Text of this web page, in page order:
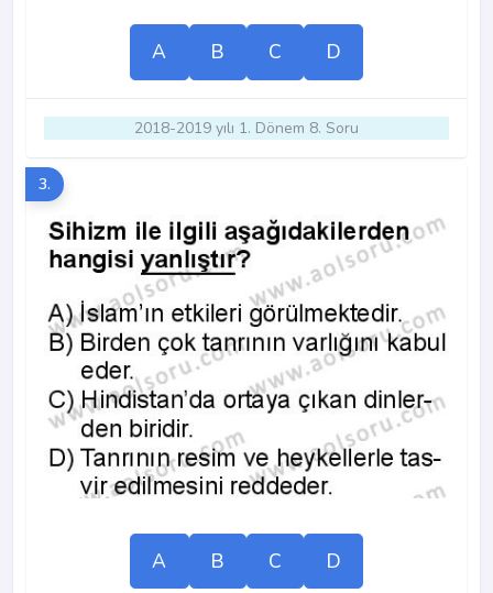
A B C D
2018-2019 yılı 1. Dönem 8. Soru
3.
A B C D